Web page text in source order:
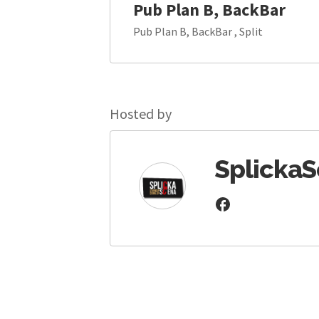
Pub Plan B, BackBar
Pub Plan B, BackBar , Split
Hosted by